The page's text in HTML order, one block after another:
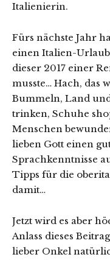
Italienierin.
Fürs nächste Jahr
einen Italien-Urlaub
dieser 2017 einer
musste… Hach, das
Bummeln, Land
trinken, Schuhe
Menschen
lieben Gott einen
Sprachkenntnisse
Tipps für die
damit…
Jetzt wird es aber
Anlass dieses
lieber Onkel